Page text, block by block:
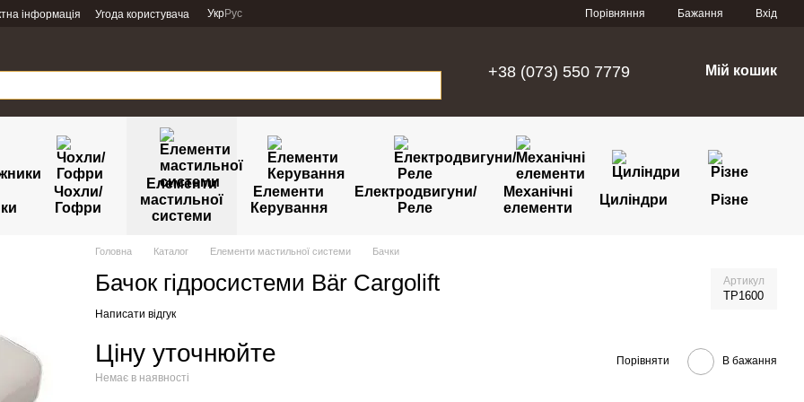
інформація Угода користувача УкрРус Порівняння Бажання Вхід
+38 (073) 550 7779 Мій кошик
Чохли/
Гофри
Елементи
мастильної
системи
Елементи
Керування
Електродвигуни/
Реле
Механічні
елементи
Циліндри Різне
Головна Каталог Елементи мастильної системи Бачки
Бачок гідросистеми Bär Cargolift Артикул
TP1600
Написати відгук
Ціну уточнюйте
Немає в наявності
Порівняти В бажання